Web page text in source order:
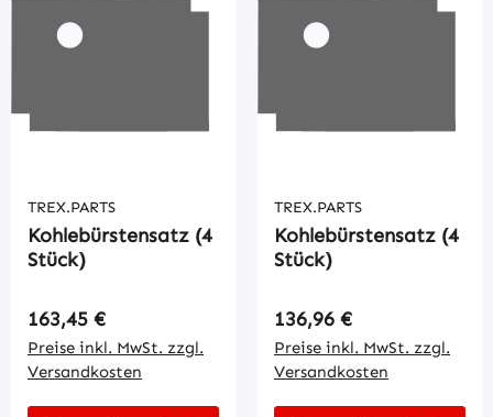
TREX.PARTS
Kohlebürstensatz (4
Stück)
Regulärer Preis:
163,45 €
Preise inkl. MwSt. zzgl.
Versandkosten
TREX.PARTS
Kohlebürstensatz (4
Stück)
Regulärer Preis:
136,96 €
Preise inkl. MwSt. zzgl.
Versandkosten